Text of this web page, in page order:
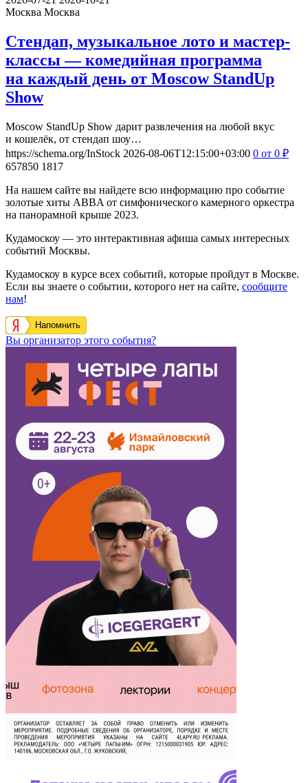
Москва Москва
Стендап, музыкальное лото и мастер-
классы — комедийная программа
на каждый день от Moscow StandUp
Show
Moscow StandUp Show дарит развлечения на любой вкус
и кошелёк, от стендап шоу…
https://schema.org/InStock 2026-08-06T12:15:00+03:00 0 от 0 ₽
657850 1817
На нашем сайте вы найдете всю информацию про событие
золотые хиты ABBA от симфонического камерного оркестра
на панорамной крыше 2023.
Кудамоскоу — это интерактивная афиша самых интересных
событий Москвы.
Кудамоскоу в курсе всех событий, которые пройдут в Москве.
Если вы знаете о событии, которого нет на сайте, сообщите
нам!
Напомнить
Вы организатор этого события?